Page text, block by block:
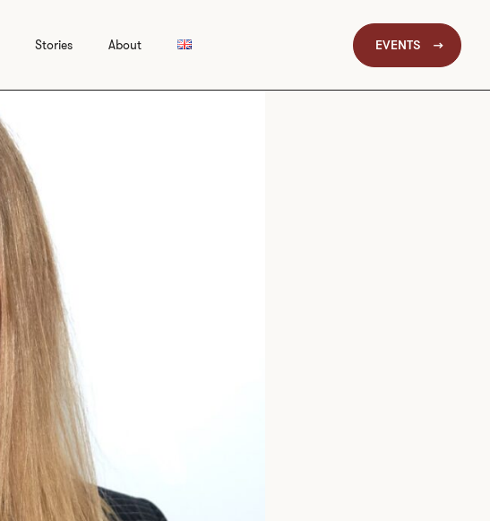
Stories About EVENTS